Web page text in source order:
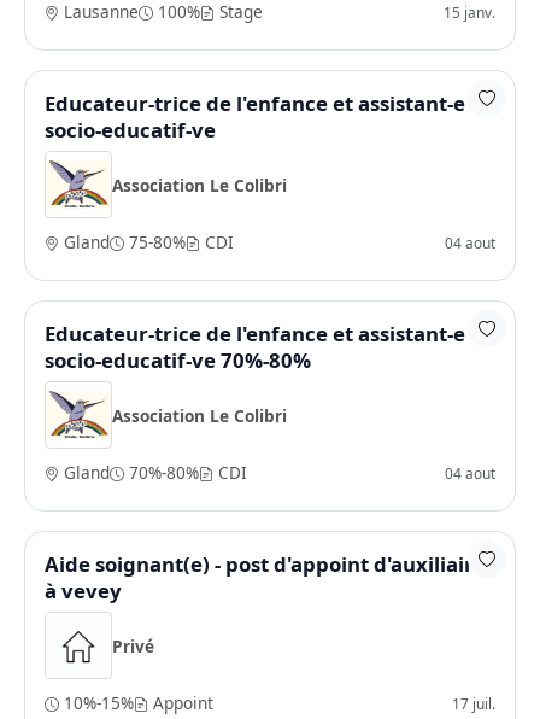
Lausanne 100% Stage 15 janv.
Educateur-trice de l'enfance et assistant-e
socio-educatif-ve
Association Le Colibri
Gland 75-80% CDI 04 aout
Educateur-trice de l'enfance et assistant-e
socio-educatif-ve 70%-80%
Association Le Colibri
Gland 70%-80% CDI 04 aout
Aide soignant(e) - post d'appoint d'auxiliaire
à vevey
Privé
10%-15% Appoint 17 juil.